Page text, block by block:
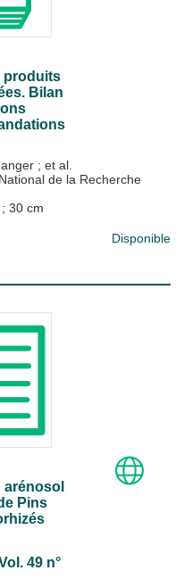
produits
Bilan
; et al.
de la Recherche
30 cm
Disponible
Pins
49 n°